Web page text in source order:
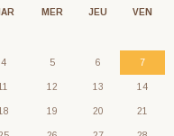
MER JEU VEN
4 5 6 7
12 13 14
19 20 21